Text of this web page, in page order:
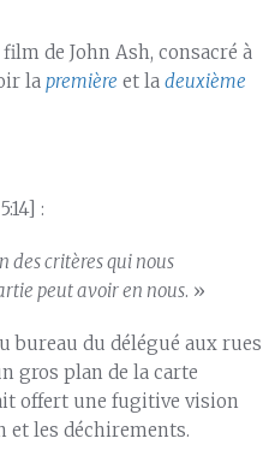
film de John Ash, consacré à
la première et la deuxième
:
des critères qui nous
peut avoir en nous. »
bureau du délégué aux rues
gros plan de la carte
offert une fugitive vision
et les déchirements.